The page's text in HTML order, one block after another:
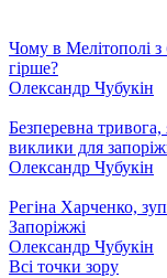
Чому в Мелітополі з
гірше?
Олександр Чубукін
Безперевна
виклики для
Олександр Чубукін
Регіна Харченко,
Запоріжжі
Олександр Чубукін
Всі точки зору